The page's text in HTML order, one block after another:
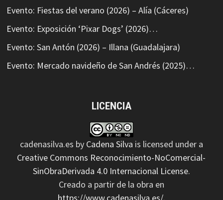
Evento: Fiestas del verano (2026) – Alía (Cáceres)
Evento: Exposición ‘Pixar Dogs’ (2026)…
Evento: San Antón (2026) – Illana (Guadalajara)
Evento: Mercado navideño de San Andrés (2025)…
LICENCIA
cadenasilva.es by Cadena Silva is licensed under a
Creative Commons Reconocimiento-NoComercial-
SinObraDerivada 4.0 Internacional License.
Creado a partir de la obra en